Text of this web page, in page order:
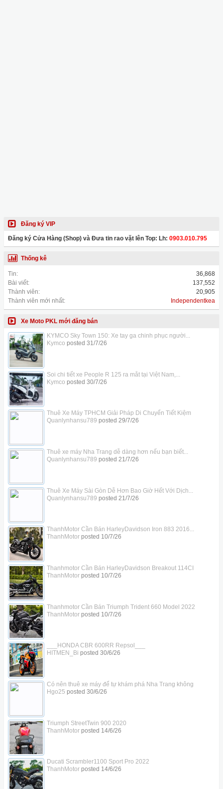
Đăng ký VIP
Đăng ký Cửa Hàng (Shop) và Đưa tin rao vặt lên Top: Lh: 0903.010.795
Thống kê
Tin:
36,868
Bài viết:
137,552
Thành viên:
20,905
Thành viên mới nhất:
Independentkea
Xe Moto PKL mới đăng bán
KYMCO Sky Town 150: Xe tay ga chinh phục người...
Kymco posted 31/7/26
Soi chi tiết xe People R 125 ra mắt tại Việt Nam,...
Kymco posted 30/7/26
Thuê Xe Máy TPHCM Giải Pháp Di Chuyển Tiết Kiệm
Quanlynhansu789 posted 29/7/26
Thuê xe máy Nha Trang dễ dàng hơn nếu bạn biết...
Quanlynhansu789 posted 21/7/26
Thuê Xe Máy Sài Gòn Dễ Hơn Bao Giờ Hết Với Dịch...
Quanlynhansu789 posted 21/7/26
ThanhMotor Cần Bán HarleyDavidson Iron 883 2016...
ThanhMotorposted 10/7/26
Thanhmotor Cần Bán HarleyDavidson Breakout 114CI
ThanhMotorposted 10/7/26
Thanhmotor Cần Bán Triumph Trident 660 Model 2022
ThanhMotorposted 10/7/26
___HONDA CBR 600RR Repsol___
HITMEN_Bi posted 30/6/26
Có nên thuê xe máy để tự khám phá Nha Trang không
Hgo25 posted 30/6/26
Triumph StreetTwin 900 2020
ThanhMotorposted 14/6/26
Ducati Scrambler1100 Sport Pro 2022
ThanhMotorposted 14/6/26